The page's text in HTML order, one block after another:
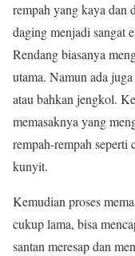
rempah yang kaya dan
daging menjadi sangat
Rendang biasanya
utama. Namun ada
atau bahkan jengkol.
memasaknya yang
rempah-rempah seperti
kunyit.
Kemudian proses
cukup lama, bisa
santan meresap dan